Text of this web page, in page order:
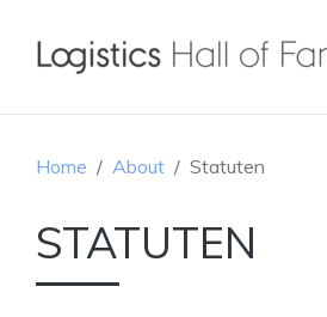
Home About Statuten
STATUTEN